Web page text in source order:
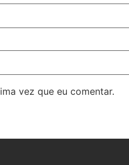
vez que eu comentar.